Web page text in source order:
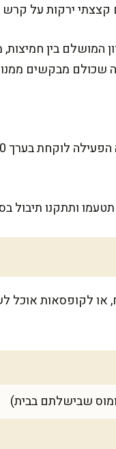
ירקות על קרש
בין
שכולם מבקשים ממנו
ותתקנו תיבול
לאירוח, או לקופסאות